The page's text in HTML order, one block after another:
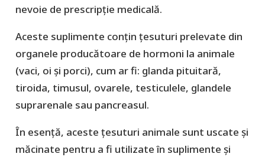
nevoie de prescripție medicală.
Aceste suplimente conțin țesuturi prelevate din
organele producătoare de hormoni la animale
(vaci, oi și porci), cum ar fi: glanda pituitară,
tiroida, timusul, ovarele, testiculele, glandele
suprarenale sau pancreasul.
În esență, aceste țesuturi animale sunt uscate și
măcinate pentru a fi utilizate în suplimente și